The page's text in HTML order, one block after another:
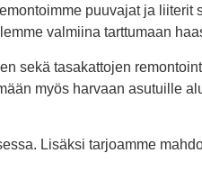
puuvajat ja liiterit
valmiina tarttumaan
sekä tasakattojen
myös harvaan asutuille
Lisäksi tarjoamme